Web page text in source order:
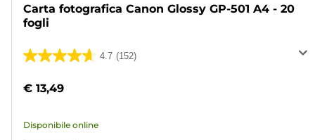
Carta fotografica Canon Glossy GP-501 A4 - 20
fogli
4.7 (152)
4.7
5
152
€ 13,49
Disponibile online